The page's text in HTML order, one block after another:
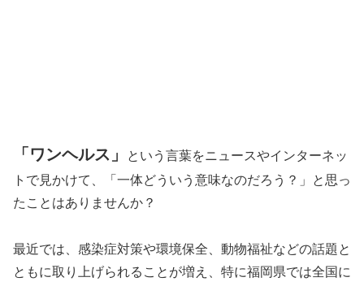
「ワンヘルス」
という言葉をニュースやインターネッ
トで見かけて、「一体どういう意味なのだろう？」と思っ
たことはありませんか？
最近では、感染症対策や環境保全、動物福祉などの話題と
ともに取り上げられることが増え、特に福岡県では全国に